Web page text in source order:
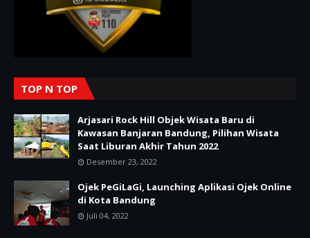
TOP N TOP
Arjasari Rock Hill Objek Wisata Baru di
Kawasan Banjaran Bandung, Pilihan Wisata
Saat Liburan Akhir Tahun 2022
Desember 23, 2022
Ojek PeGiLaGi, Launching Aplikasi Ojek Online
di Kota Bandung
Juli 04, 2022